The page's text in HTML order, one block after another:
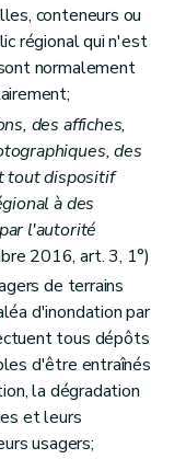
conteneurs ou
régional qui n'est
normalement
des affiches,
des
tout dispositif
à des
l'autorité
2016, art. 3, 1°)
de terrains
d'inondation par
tous dépôts
d'être entraînés
la dégradation
et leurs
usagers;